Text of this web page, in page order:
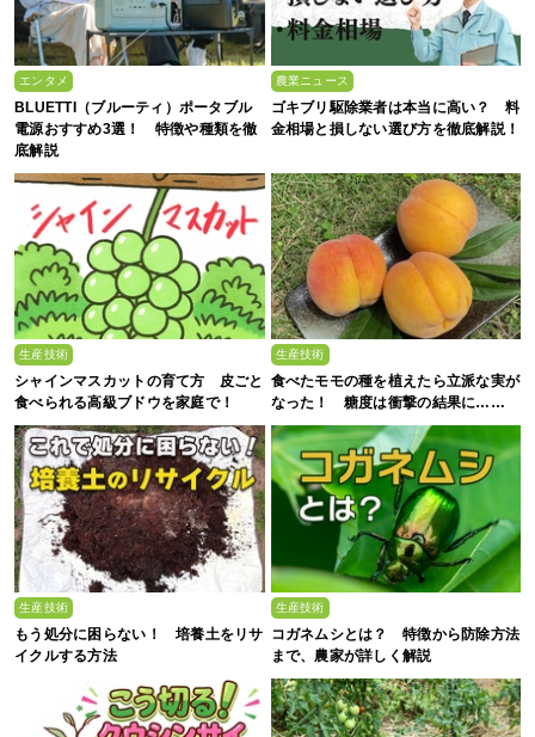
エンタメ
BLUETTI（ブルーティ）ポータブル
電源おすすめ3選！ 特徴や種類を徹
底解説
農業ニュース
ゴキブリ駆除業者は本当に高い？ 料
金相場と損しない選び方を徹底解説！
生産技術
シャインマスカットの育て方 皮ごと
食べられる高級ブドウを家庭で！
生産技術
食べたモモの種を植えたら立派な実が
なった！ 糖度は衝撃の結果に……
生産技術
もう処分に困らない！ 培養土をリサ
イクルする方法
生産技術
コガネムシとは？ 特徴から防除方法
まで、農家が詳しく解説